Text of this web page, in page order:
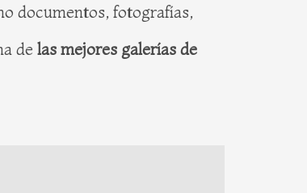
documentos, fotografías,
de las mejores galerías de